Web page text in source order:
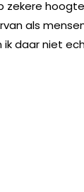
als
daar niet